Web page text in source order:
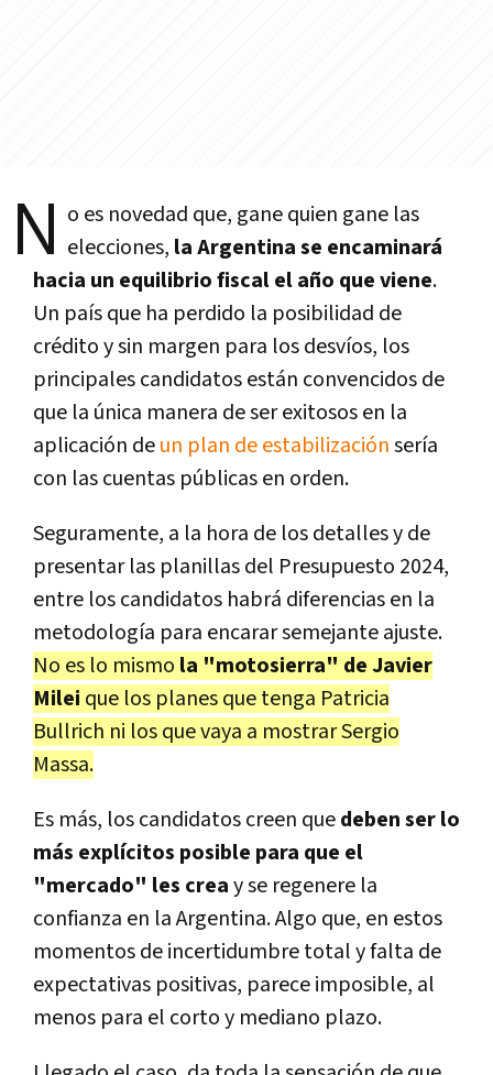
N o es novedad que, gane quien gane las
elecciones, la Argentina se encaminará
hacia un equilibrio fiscal el año que viene.
Un país que ha perdido la posibilidad de
crédito y sin margen para los desvíos, los
principales candidatos están convencidos de
que la única manera de ser exitosos en la
aplicación deun plan de estabilizaciónsería
con las cuentas públicas en orden.
Seguramente, a la hora de los detalles y de
presentar las planillas del Presupuesto 2024,
entre los candidatos habrá diferencias en la
metodología para encarar semejante ajuste.
No es lo mismo la "motosierra" de Javier
Milei que los planes que tenga Patricia
Bullrich ni los que vaya a mostrar Sergio
Massa.
Es más, los candidatos creen quedeben ser lo
más explícitos posible para que el
"mercado" les creay se regenere la
confianza en la Argentina. Algo que, en estos
momentos de incertidumbre total y falta de
expectativas positivas, parece imposible, al
menos para el corto y mediano plazo.